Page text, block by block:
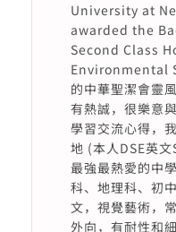
University at
awarded the
Second Class
Environmental
的中華聖潔會靈
有熱誠，很樂意
學習交流心得，
地 (本人DSE英
最強最熱愛的中
科、地理科、初
文，視覺藝術，
外向，有耐性和